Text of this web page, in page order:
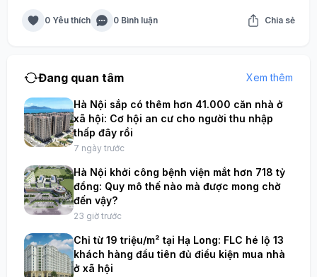
0 Yêu thích 0 Bình luận Chia sẻ
Đang quan tâm Xem thêm
Hà Nội sắp có thêm hơn 41.000 căn nhà ở
xã hội: Cơ hội an cư cho người thu nhập
thấp đây rồi
7 ngày trước
Hà Nội khởi công bệnh viện mắt hơn 718 tỷ
đồng: Quy mô thế nào mà được mong chờ
đến vậy?
23 giờ trước
Chỉ từ 19 triệu/m² tại Hạ Long: FLC hé lộ 13
khách hàng đầu tiên đủ điều kiện mua nhà
ở xã hội